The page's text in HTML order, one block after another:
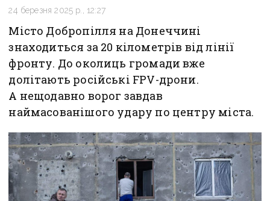
24 березня 2025 р., 12:27
Місто Добропілля на Донеччині
знаходиться за 20 кілометрів від лінії
фронту. До околиць громади вже
долітають російські FPV-дрони.
А нещодавно ворог завдав
наймасованішого удару по центру міста.